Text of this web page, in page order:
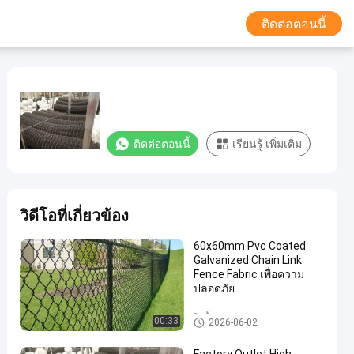
ติดต่อตอนนี้
ติดต่อตอนนี้ เรียนรู้ เพิ่มเติม
วิดีโอที่เกี่ยวข้อง
00:33
60x60mm Pvc Coated
Galvanized Chain Link
Fence Fabric เพื่อความ
ปลอดภัย
โซ่รั้วตาข่ายผ้า
2026-06-02